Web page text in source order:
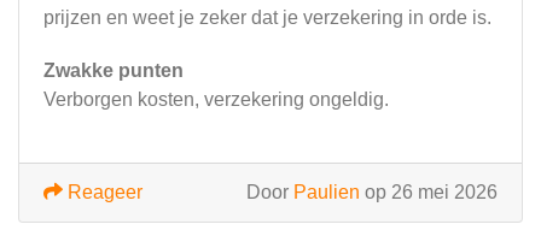
prijzen en weet je zeker dat je verzekering in orde is.
Zwakke punten
Verborgen kosten, verzekering ongeldig.
Door Paulien op 26 mei 2026
Reageer